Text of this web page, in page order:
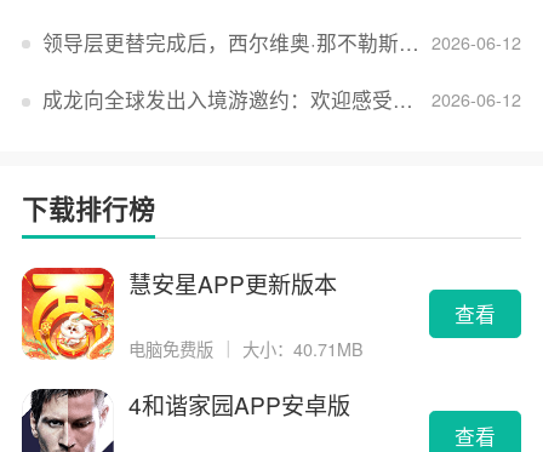
2026-06-12
领导层更替完成后，西尔维奥·那不勒斯出任Lucid首席执行官
2026-06-12
成龙向全球发出入境游邀约：欢迎感受无滤镜的真实中国
下载排行榜
慧安星APP更新版本
电脑免费版 ｜ 大小：40.71MB
查看
4和谐家园APP安卓版
查看